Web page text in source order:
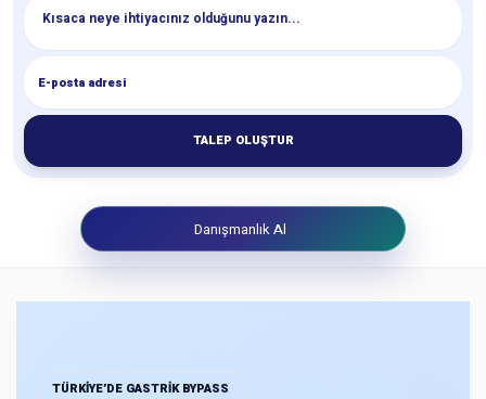
TALEP OLUŞTUR
Danışmanlık Al
TÜRKIYE’DE GASTRIK BYPASS